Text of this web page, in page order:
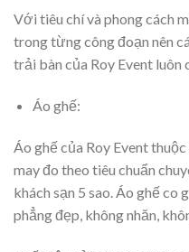
Với tiêu chí và phong cách
trong từng công đoạn nên
trải bàn của Roy Event luôn
Áo ghế:
Áo ghế của Roy Event
may đo theo tiêu chuẩn
khách sạn 5 sao. Áo ghế co
phẳng đẹp, không nhăn,